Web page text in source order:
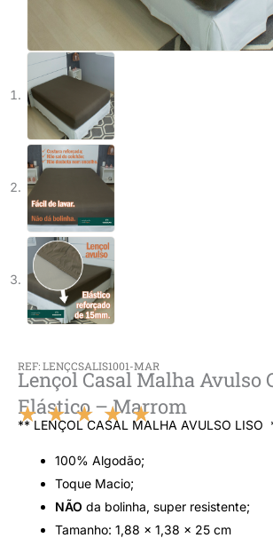
REF: LENÇCSALIS1001-MAR
Lençol Casal Malha Avulso
Elástico – Marrom
★ ★ ★ ★ ★
Classificado
5
** LENÇOL CASAL MALHA AVULSO LISO
100% Algodão;
Toque Macio;
NÃO da bolinha, super resistente;
Tamanho: 1,88 x 1,38 x 25 cm